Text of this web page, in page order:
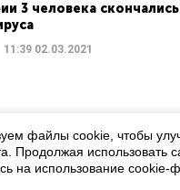
3 человека
11:39 02.03.2021
мышей к людям
15:44 29.03.2021
файлы cookie, чтобы
Продолжая использовать
на использование cookie-